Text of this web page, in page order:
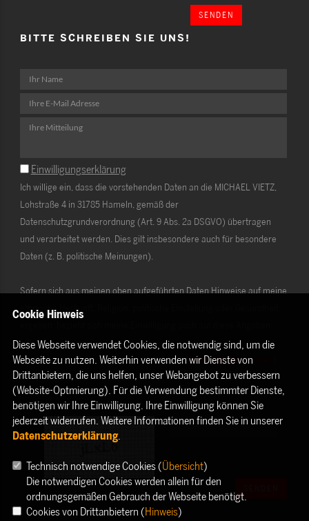
SENDEN
BITTE SCHREIBEN SIE UNS!
Einwilligungserklärung
Ich willige ein, dass die vorstehenden Daten an die MICHAEL VIETZ,
Lohstraße 4 in 31785 Hameln, gemäß der
Datenschutzgrundverordnung (Art. 9 Abs. 2a DSGVO) übertragen
und verarbeitet werden. Dies gilt insbesondere auch für besondere
Daten (z. B. politische Meinungen).
Sofern sich aus meinen oben aufgeführten Daten Hinweise auf meine
ethnische Herkunft, Religion, politische Einstellung oder Gesundheit
Die Rechte als Betroffener aus der DSGVO ( Datenschutzerklärung
habe ich gelesen und verstanden.
Cookie Hinweis
Diese Webseite verwendet Cookies, die notwendig sind, um die
Webseite zu nutzen. Weiterhin verwenden wir Dienste von
Drittanbietern, die uns helfen, unser Webangebot zu verbessern
(Website-Optmierung). Für die Verwendung bestimmter Dienste,
benötigen wir Ihre Einwilligung. Ihre Einwilligung können Sie
jederzeit widerrufen. Weitere Informationen finden Sie in unserer
Datenschutzerklärung.
Technisch notwendige Cookies (Übersicht)
Die notwendigen Cookies werden allein für den
ordnungsgemäßen Gebrauch der Webseite benötigt.
Cookies von Drittanbietern (Hinweis)